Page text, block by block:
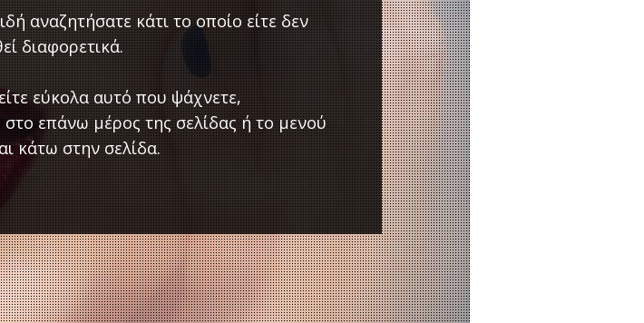
αναζητήσατε κάτι το οποίο είτε δεν
διαφορετικά.
εύκολα αυτό που ψάχνετε,
επάνω μέρος της σελίδας ή το μενού
κάτω στην σελίδα.